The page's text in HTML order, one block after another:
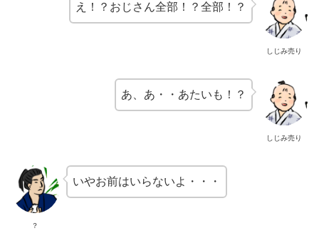
しじみ売り
え！？おじさん全部！？全部！？
しじみ売り
あ、あ・・あたいも！？
？
いやお前はいらないよ・・・